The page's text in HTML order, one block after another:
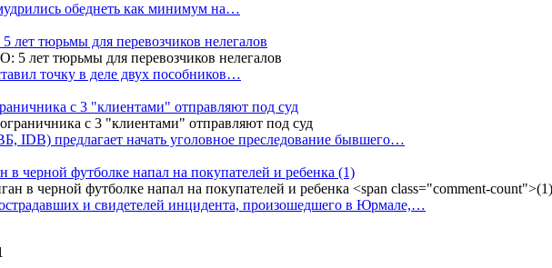
обеднеть как минимум на…
лет тюрьмы для перевозчиков нелегалов
точку в деле двух пособников…
с 3 "клиентами" отправляют под суд
IDB) предлагает начать уголовное преследование бывшего…
в черной футболке напал на покупателей и ребенка (1)
и свидетелей инцидента, произошедшего в Юрмале,…